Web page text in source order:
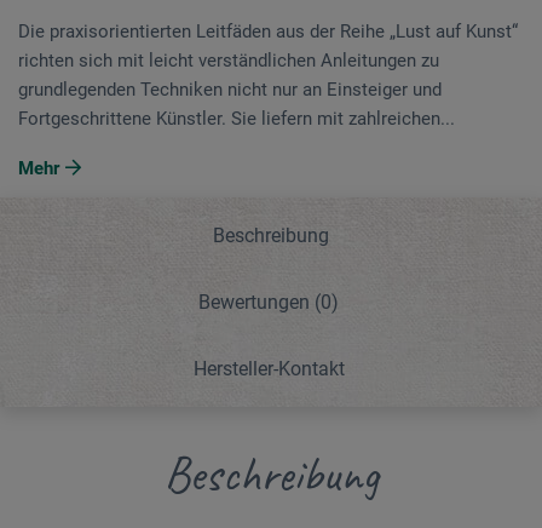
Die praxisorientierten Leitfäden aus der Reihe „Lust auf Kunst“
richten sich mit leicht verständlichen Anleitungen zu
grundlegenden Techniken nicht nur an Einsteiger und
Fortgeschrittene Künstler. Sie liefern mit zahlreichen...
Mehr
Beschreibung
Bewertungen (0)
Hersteller-Kontakt
Beschreibung